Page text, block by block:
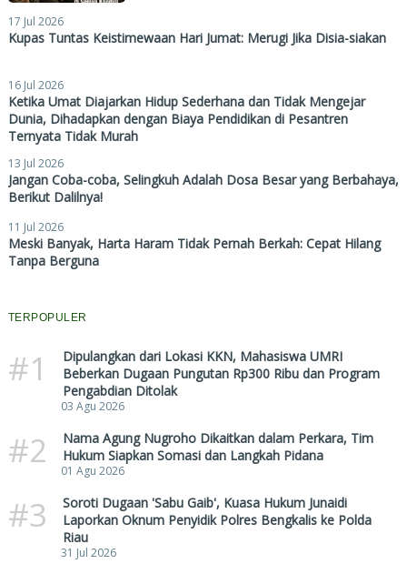
17 Jul 2026
Kupas Tuntas Keistimewaan Hari Jumat: Merugi Jika Disia-siakan
16 Jul 2026
Ketika Umat Diajarkan Hidup Sederhana dan Tidak Mengejar
Dunia, Dihadapkan dengan Biaya Pendidikan di Pesantren
Ternyata Tidak Murah
13 Jul 2026
Jangan Coba-coba, Selingkuh Adalah Dosa Besar yang Berbahaya,
Berikut Dalilnya!
11 Jul 2026
Meski Banyak, Harta Haram Tidak Pernah Berkah: Cepat Hilang
Tanpa Berguna
TERPOPULER
#1
Dipulangkan dari Lokasi KKN, Mahasiswa UMRI
Beberkan Dugaan Pungutan Rp300 Ribu dan Program
Pengabdian Ditolak
03 Agu 2026
#2
Nama Agung Nugroho Dikaitkan dalam Perkara, Tim
Hukum Siapkan Somasi dan Langkah Pidana
01 Agu 2026
#3
Soroti Dugaan 'Sabu Gaib', Kuasa Hukum Junaidi
Laporkan Oknum Penyidik Polres Bengkalis ke Polda
Riau
31 Jul 2026